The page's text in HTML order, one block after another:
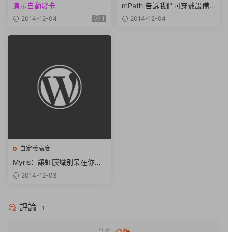
演示自動發卡
2014-12-04 1
mPath 告訴我們可穿戴設備
應當這樣做
2014-12-04
自定義高度
Myris：讓虹膜識别呆在你手
邊 2014-12-03
評論 1